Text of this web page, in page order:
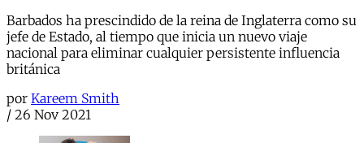
Barbados ha prescindido de la reina de Inglaterra como su
jefe de Estado, al tiempo que inicia un nuevo viaje
nacional para eliminar cualquier persistente influencia
británica
por Kareem Smith
/ 26 Nov 2021